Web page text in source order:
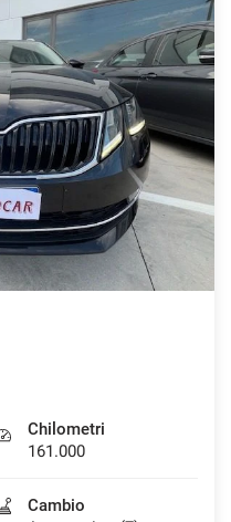
Chilometri
161.000
Cambio